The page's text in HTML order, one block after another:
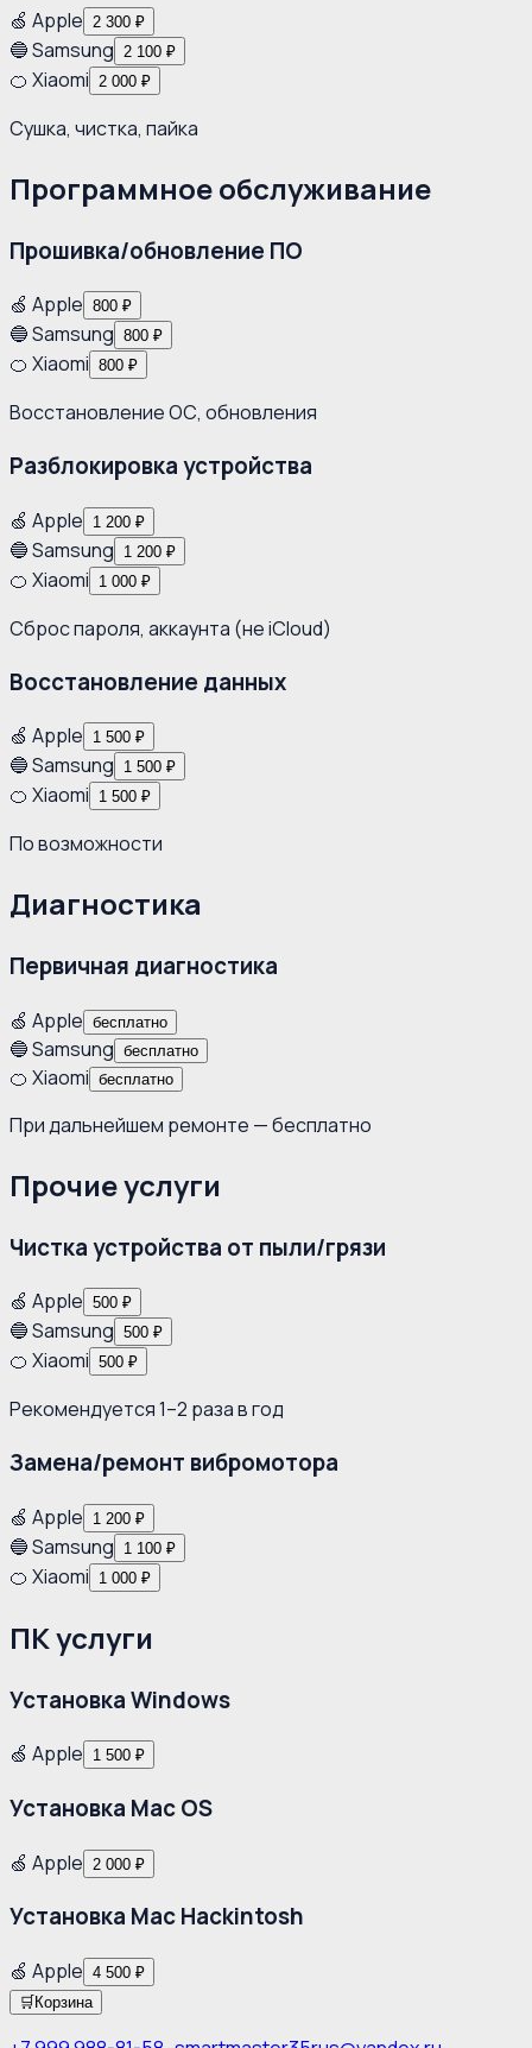
🍏 Apple 2 300 ₽
🔵 Samsung 2 100 ₽
🍊 Xiaomi 2 000 ₽
Сушка, чистка, пайка
Программное обслуживание
Прошивка/обновление ПО
🍏 Apple 800 ₽
🔵 Samsung 800 ₽
🍊 Xiaomi 800 ₽
Восстановление ОС, обновления
Разблокировка устройства
🍏 Apple 1 200 ₽
🔵 Samsung 1 200 ₽
🍊 Xiaomi 1 000 ₽
Сброс пароля, аккаунта (не iCloud)
Восстановление данных
🍏 Apple 1 500 ₽
🔵 Samsung 1 500 ₽
🍊 Xiaomi 1 500 ₽
По возможности
Диагностика
Первичная диагностика
🍏 Apple бесплатно
🔵 Samsung бесплатно
🍊 Xiaomi бесплатно
При дальнейшем ремонте — бесплатно
Прочие услуги
Чистка устройства от пыли/грязи
🍏 Apple 500 ₽
🔵 Samsung 500 ₽
🍊 Xiaomi 500 ₽
Рекомендуется 1–2 раза в год
Замена/ремонт вибромотора
🍏 Apple 1 200 ₽
🔵 Samsung 1 100 ₽
🍊 Xiaomi 1 000 ₽
ПК услуги
Установка Windows
🍏 Apple 1 500 ₽
Установка Mac OS
🍏 Apple 2 000 ₽
Установка Mac Hackintosh
🍏 Apple 4 500 ₽
🛒 Корзина